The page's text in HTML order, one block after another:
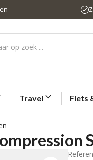
Travel Fiets